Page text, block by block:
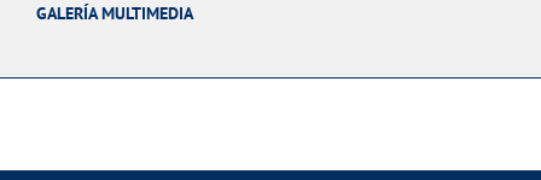
GALERÍA MULTIMEDIA